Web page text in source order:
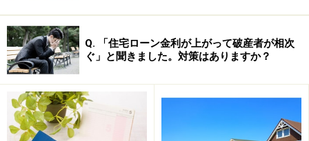
Q. 「住宅ローン金利が上がって破産者が相次
ぐ」と聞きました。対策はありますか？